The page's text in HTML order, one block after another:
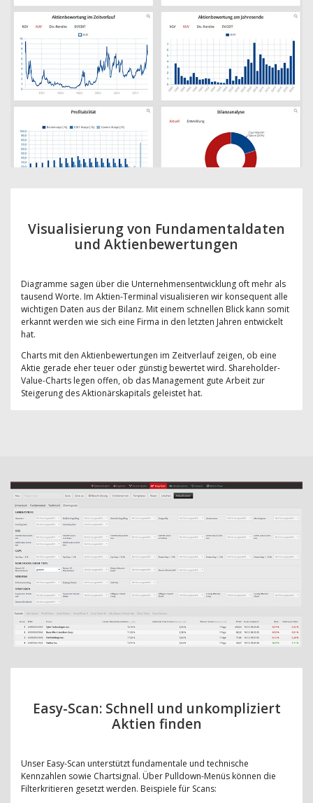
Visualisierung von Fundamentaldaten
und Aktienbewertungen
Diagramme sagen über die Unternehmensentwicklung oft mehr als
tausend Worte. Im Aktien-Terminal visualisieren wir konsequent alle
wichtigen Daten aus der Bilanz. Mit einem schnellen Blick kann somit
erkannt werden wie sich eine Firma in den letzten Jahren entwickelt
hat.
Charts mit den Aktienbewertungen im Zeitverlauf zeigen, ob eine
Aktie gerade eher teuer oder günstig bewertet wird. Shareholder-
Value-Charts legen offen, ob das Management gute Arbeit zur
Steigerung des Aktionärskapitals geleistet hat.
Easy-Scan: Schnell und unkompliziert
Aktien finden
Unser Easy-Scan unterstützt fundamentale und technische
Kennzahlen sowie Chartsignal. Über Pulldown-Menüs können die
Filterkritieren gesetzt werden. Beispiele für Scans: